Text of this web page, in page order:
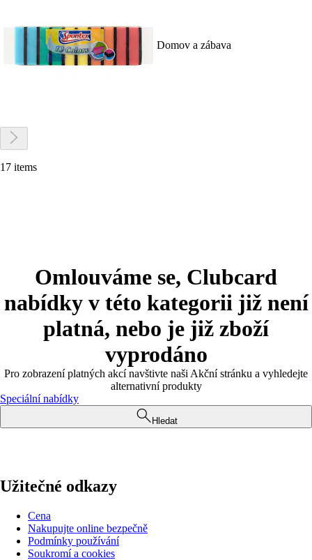
Domov a zábava
17 items
Omlouváme se, Clubcard
nabídky v této kategorii již není
platná, nebo je již zboží
vyprodáno
Pro zobrazení platných akcí navštivte naši Akční stránku a vyhledejte
alternativní produkty
Speciální nabídky
Hledat
Užitečné odkazy
Cena
Nakupujte online bezpečně
Podmínky používání
Soukromí a cookies